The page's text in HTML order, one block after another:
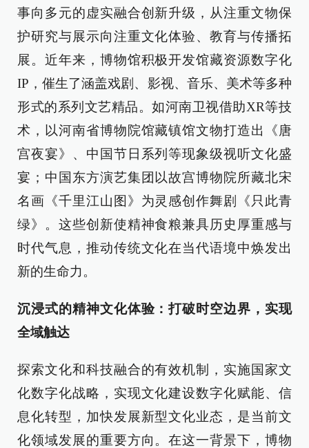
事向多元的虚实融合创新升级，从注重文物保
护研究与展示向注重文化体验、教育与传播拓
展。近年来，博物馆积极开发馆藏资源数字化
IP，催生了涵盖戏剧、影视、音乐、美术等多种
形式的系列文艺精品。如河南卫视借助XR等技
术，以河南省博物院馆藏镇馆文物打造出《唐
宫夜宴》、中国节日系列等现象级视听文化盛
宴；中国东方演艺集团以故宫博物院所藏北宋
名画《千里江山图》为灵感创作舞剧《只此青
绿》。这些创新使精神食粮兼具历史厚重感与
时代气息，推动传统文化在当代语境中焕发出
新的生命力。
沉浸式的精神文化体验：打破时空边界，实现
全域触达
探索文化和科技融合的有效机制，实施国家文
化数字化战略，实现文化建设数字化赋能、信
息化转型，加快发展新型文化业态，是当前文
化领域发展的重要方向。在这一背景下，博物